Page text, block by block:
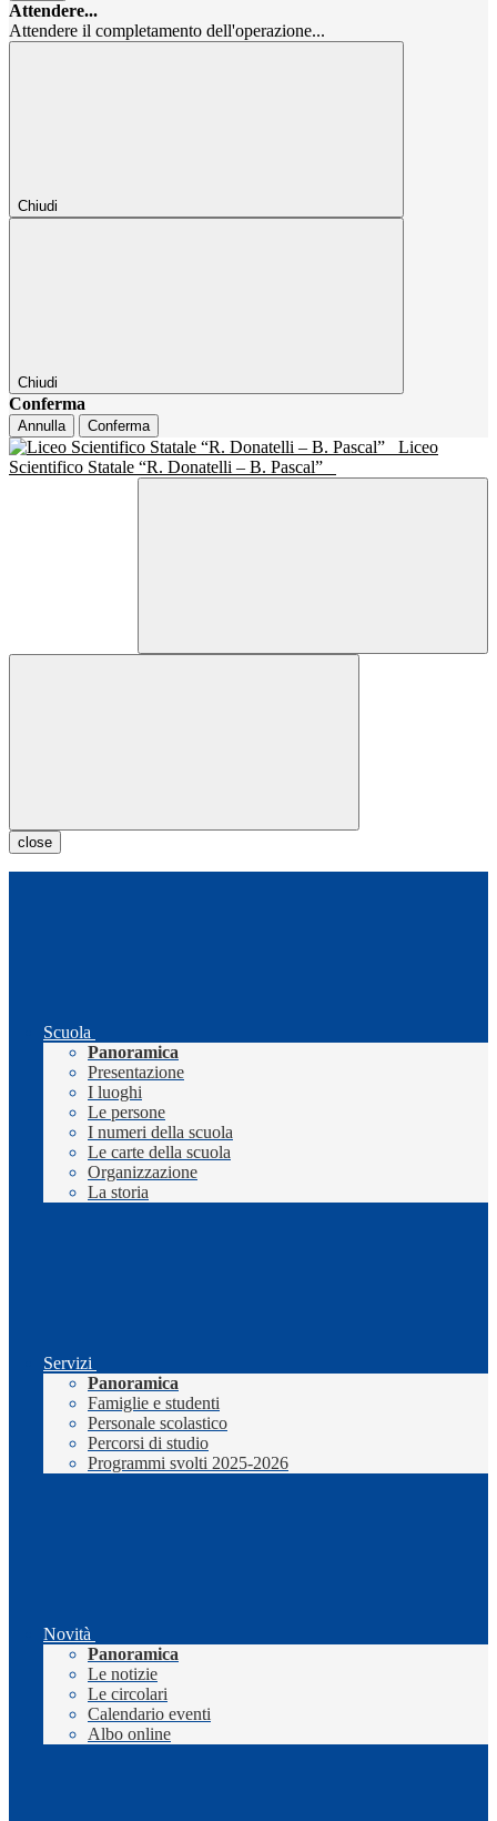
Attendere...
Attendere il completamento dell'operazione...
Chiudi
Chiudi
Conferma
Annulla Conferma
Liceo
Scientifico Statale “R. Donatelli – B. Pascal”
close
Scuola
Panoramica
Presentazione
I luoghi
Le persone
I numeri della scuola
Le carte della scuola
Organizzazione
La storia
Servizi
Panoramica
Famiglie e studenti
Personale scolastico
Percorsi di studio
Programmi svolti 2025-2026
Novità
Panoramica
Le notizie
Le circolari
Calendario eventi
Albo online